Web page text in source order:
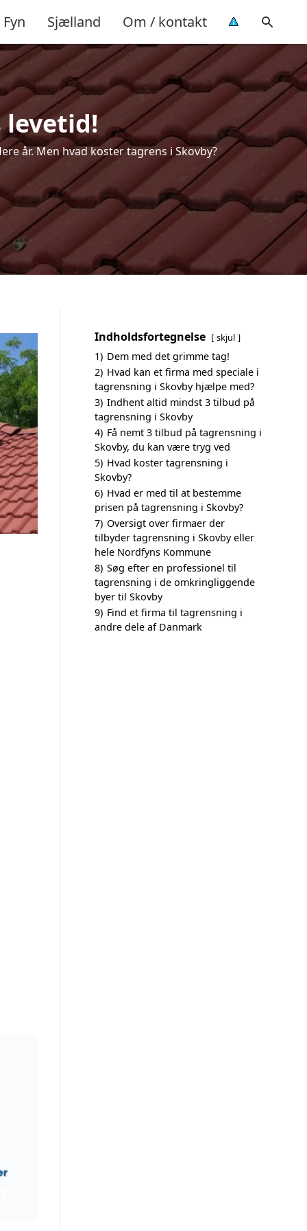
Fyn Sjælland Om / kontakt
levetid!
år. Men hvad koster tagrens i Skovby?
Indholdsfortegnelse skjul
1) Dem med det grimme tag!
2) Hvad kan et firma med speciale i
tagrensning i Skovby hjælpe med?
3) Indhent altid mindst 3 tilbud på
tagrensning i Skovby
4) Få nemt 3 tilbud på tagrensning i
Skovby, du kan være tryg ved
5) Hvad koster tagrensning i
Skovby?
6) Hvad er med til at bestemme
prisen på tagrensning i Skovby?
7) Oversigt over firmaer der
tilbyder tagrensning i Skovby eller
hele Nordfyns Kommune
8) Søg efter en professionel til
tagrensning i de omkringliggende
byer til Skovby
9) Find et firma til tagrensning i
andre dele af Danmark